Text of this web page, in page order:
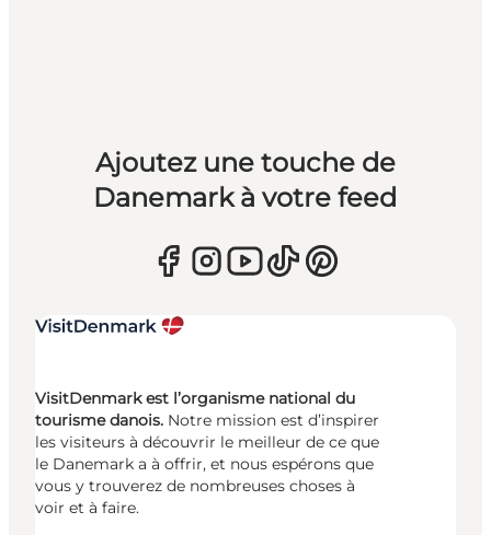
Ajoutez une touche de
Danemark à votre feed
VisitDenmark est l’organisme national du
tourisme danois. Notre mission est d’inspirer
les visiteurs à découvrir le meilleur de ce que
le Danemark a à offrir, et nous espérons que
vous y trouverez de nombreuses choses à
voir et à faire.